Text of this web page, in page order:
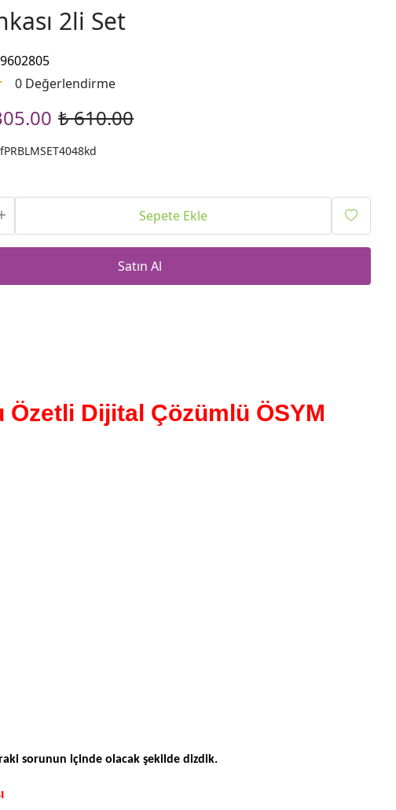
2li Set
0 Değerlendirme
₺ 610.00
Sepete Ekle
Satın Al
Dijital Çözümlü ÖSYM
sorunun içinde olacak şekilde dizdik.